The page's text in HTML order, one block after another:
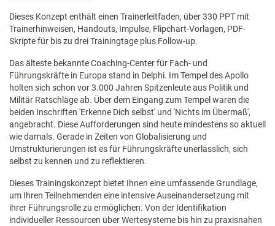
Dieses Konzept enthält einen Trainerleitfaden, über 330 PPT mit
Trainerhinweisen, Handouts, Impulse, Flipchart-Vorlagen, PDF-
Skripte für bis zu drei Trainingtage plus Follow-up.
Das älteste bekannte Coaching-Center für Fach- und
Führungskräfte in Europa stand in Delphi. Im Tempel des Apollo
holten sich schon vor 3.000 Jahren Spitzenleute aus Politik und
Militär Ratschläge ab. Über dem Eingang zum Tempel waren die
beiden Inschriften 'Erkenne Dich selbst' und 'Nichts im Übermaß',
angebracht. Diese Aufforderungen sind heute mindestens so aktuell
wie damals. Gerade in Zeiten von Globalisierung und
Umstrukturierungen ist es für Führungskräfte unerlässlich, sich
selbst zu kennen und zu reflektieren.
Dieses Trainingskonzept bietet Ihnen eine umfassende Grundlage,
um Ihren Teilnehmenden eine intensive Auseinandersetzung mit
ihrer Führungsrolle zu ermöglichen. Von der Identifikation
individueller Ressourcen über Wertesysteme bis hin zu praxisnahen